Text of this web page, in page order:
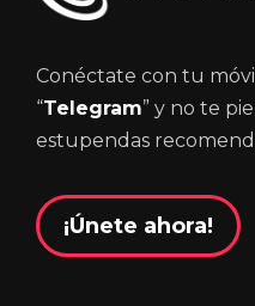
Conéctate con tu
“Telegram” y no te
estupendas
¡Únete ahora!